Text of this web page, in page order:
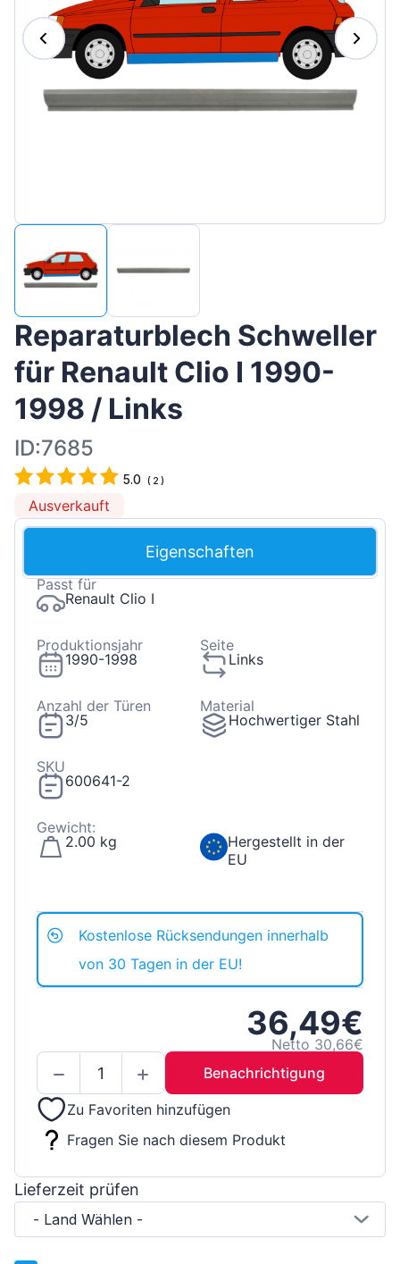
Magyar
Lietuvių
Hrvatski
Português
Reparaturblech Schweller
für Renault Clio I 1990-
1998 / Links
ID:7685
5.0 ( 2 )
Ausverkauft
Eigenschaften
Passt für
Renault Clio I
Produktionsjahr
1990-1998
Seite
Links
Anzahl der Türen
3/5
Material
Hochwertiger Stahl
SKU
600641-2
Gewicht:
2.00 kg
Hergestellt in der
EU
Kostenlose Rücksendungen innerhalb
von 30 Tagen in der EU!
36,49€
Netto 30,66€
Benachrichtigung
Zu Favoriten hinzufügen
Fragen Sie nach diesem Produkt
Lieferzeit prüfen
- Land Wählen -